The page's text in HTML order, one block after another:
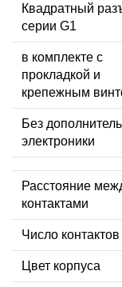
Квадратный
серии G1
в комплекте с
прокладкой и
крепежным
Без
электроники
Расстояние
контактами
Число контактов
Цвет корпуса